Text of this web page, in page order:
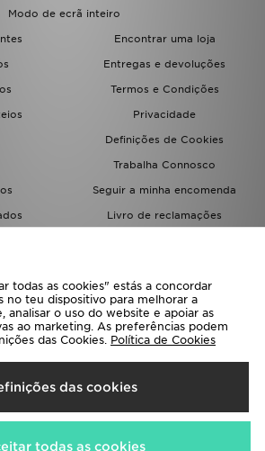
Modo de ecrã inteiro
Encontrar uma loja
Entregas e devoluções
Termos e Condições
Privacidade
Definições de Cookies
Trabalha Connosco
Seguir a minha encomenda
Livro de reclamações
Seleciona O País
seguintes métodos de pagamento
todas as cookies" estás a concordar
no teu dispositivo para melhorar a
analisar o uso do website e apoiar as
ao marketing. As preferências podem
das Cookies. Política de Cookies
das cookies
todas as cookies